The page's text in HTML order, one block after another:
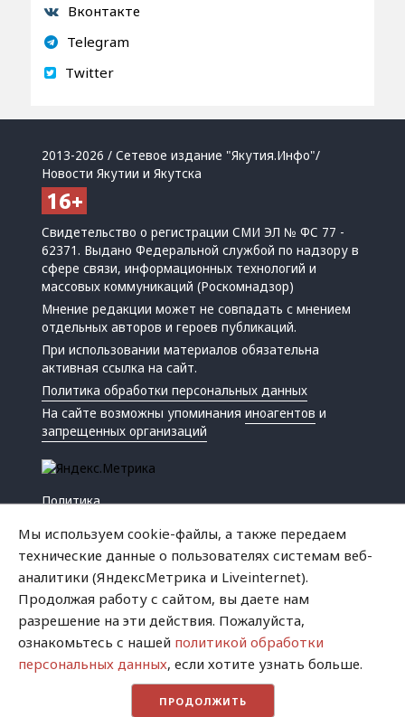
Вконтакте
Telegram
Twitter
2013-2026 / Сетевое издание "Якутия.Инфо"/
Новости Якутии и Якутска
Свидетельство о регистрации СМИ ЭЛ № ФС 77 -
62371. Выдано Федеральной службой по надзору в
сфере связи, информационных технологий и
массовых коммуникаций (Роскомнадзор)
Мнение редакции может не совпадать с мнением
отдельных авторов и героев публикаций.
При использовании материалов обязательна
активная ссылка на сайт.
Политика обработки персональных данных
На сайте возможны упоминанияиноагентов и
запрещенных организаций
Политика
Криминал
Успех
Хватит это терпеть
Мы используем cookie-файлы, а также передаем
технические данные о пользователях системам веб-
аналитики (ЯндексМетрика и Liveinternet).
Продолжая работу с сайтом, вы даете нам
разрешение на эти действия. Пожалуйста,
ознакомьтесь с нашей политикой обработки
персональных данных, если хотите узнать больше.
ПРОДОЛЖИТЬ